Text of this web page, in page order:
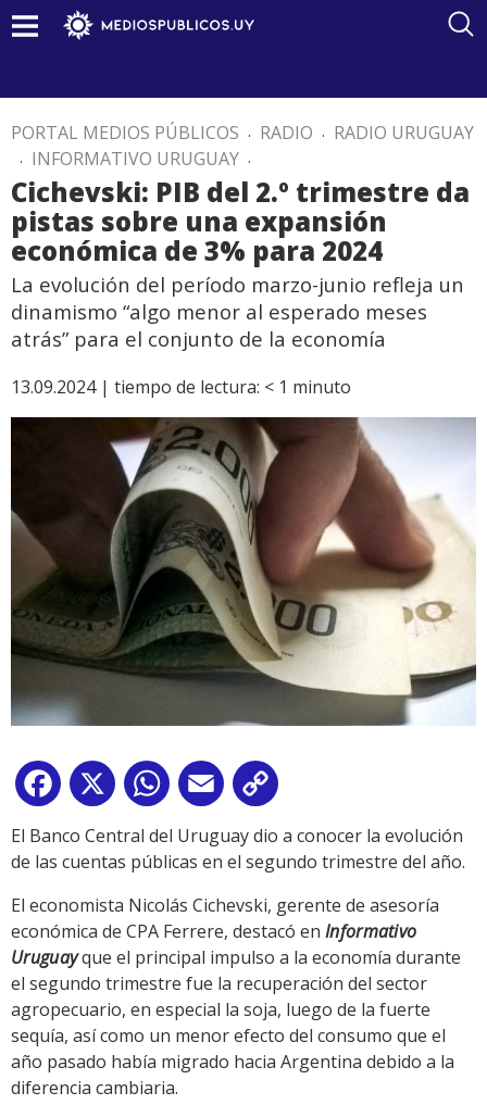
PORTAL MEDIOS PÚBLICOS . RADIO . RADIO URUGUAY
. INFORMATIVO URUGUAY .
Cichevski: PIB del 2.º trimestre da
pistas sobre una expansión
económica de 3% para 2024
La evolución del período marzo-junio refleja un
dinamismo “algo menor al esperado meses
atrás” para el conjunto de la economía
13.09.2024 | tiempo de lectura: < 1 minuto
Facebook
X WhatsApp
Email
Link
El Banco Central del Uruguay dio a conocer la evolución
de las cuentas públicas en el segundo trimestre del año.
El economista Nicolás Cichevski, gerente de asesoría
económica de CPA Ferrere, destacó en Informativo
Uruguayque el principal impulso a la economía durante
el segundo trimestre fue la recuperación del sector
agropecuario, en especial la soja, luego de la fuerte
sequía, así como un menor efecto del consumo que el
año pasado había migrado hacia Argentina debido a la
diferencia cambiaria.